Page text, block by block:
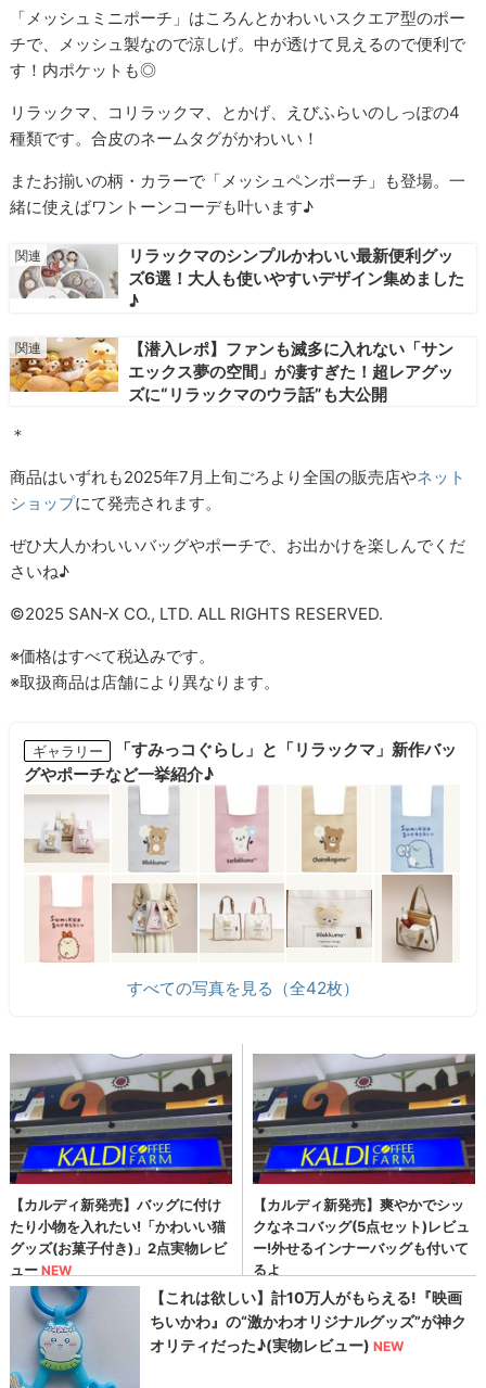
「メッシュミニポーチ」はころんとかわいいスクエア型のポー
チで、メッシュ製なので涼しげ。中が透けて見えるので便利で
す！内ポケットも◎
リラックマ、コリラックマ、とかげ、えびふらいのしっぽの4
種類です。合皮のネームタグがかわいい！
またお揃いの柄・カラーで「メッシュペンポーチ」も登場。一
緒に使えばワントーンコーデも叶います♪
リラックマのシンプルかわいい最新便利グッ
ズ6選！大人も使いやすいデザイン集めました
♪
【潜入レポ】ファンも滅多に入れない「サン
エックス夢の空間」が凄すぎた！超レアグッ
ズに“リラックマのウラ話”も大公開
＊
商品はいずれも2025年7月上旬ごろより全国の販売店やネット
ショップにて発売されます。
ぜひ大人かわいいバッグやポーチで、お出かけを楽しんでくだ
さいね♪
©2025 SAN-X CO., LTD. ALL RIGHTS RESERVED.
※価格はすべて税込みです。
※取扱商品は店舗により異なります。
ギャラリー
「すみっコぐらし」と「リラックマ」新作バッ
グやポーチなど一挙紹介♪
すべての写真を見る（全42枚）